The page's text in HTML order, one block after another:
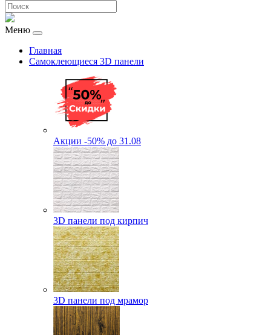
Меню
Главная
Самоклеющиеся 3D панели
Акции -50% до 31.08
3D панели под кирпич
3D панели под мрамор